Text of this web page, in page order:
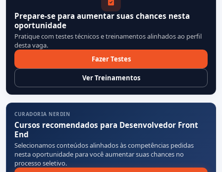
Prepare-se para aumentar suas chances nesta
oportunidade
Pratique com testes técnicos e treinamentos alinhados ao perfil
desta vaga.
Fazer Testes
Ver Treinamentos
CURADORIA NERDIN
Cursos recomendados para Desenvolvedor Front
End
Selecionamos conteúdos alinhados às competências pedidas
nesta oportunidade para você aumentar suas chances no
processo seletivo.